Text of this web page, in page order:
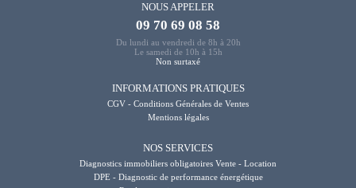
NOUS APPELER
09 70 69 08 58
Du lundi au vendredi de 8h à 20h
Le samedi de 10h à 15h
Non surtaxé
INFORMATIONS PRATIQUES
CGV - Conditions Générales de Ventes
Mentions légales
NOS SERVICES
Diagnostics immobiliers obligatoires Vente - Location
DPE - Diagnostic de performance énergétique